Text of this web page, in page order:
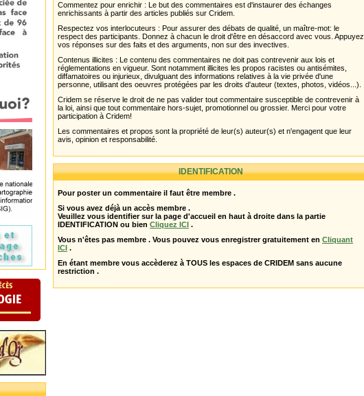
Commentez pour enrichir : Le but des commentaires est d'instaurer des échanges
enrichissants à partir des articles publiés sur Cridem.
Respectez vos interlocuteurs : Pour assurer des débats de qualité, un maître-mot: le
respect des participants. Donnez à chacun le droit d'être en désaccord avec vous. Appuyez
vos réponses sur des faits et des arguments, non sur des invectives.
Contenus illicites : Le contenu des commentaires ne doit pas contrevenir aux lois et
réglementations en vigueur. Sont notamment illicites les propos racistes ou antisémites,
diffamatoires ou injurieux, divulguant des informations relatives à la vie privée d'une
personne, utilisant des oeuvres protégées par les droits d'auteur (textes, photos, vidéos...).
Cridem se réserve le droit de ne pas valider tout commentaire susceptible de contrevenir à
la loi, ainsi que tout commentaire hors-sujet, promotionnel ou grossier. Merci pour votre
participation à Cridem!
Les commentaires et propos sont la propriété de leur(s) auteur(s) et n'engagent que leur
avis, opinion et responsabilité.
IDENTIFICATION
Pour poster un commentaire il faut être membre .
Si vous avez déjà un accès membre .
Veuillez vous identifier sur la page d'accueil en haut à droite dans la partie
IDENTIFICATION ou bien Cliquez ICI .
Vous n'êtes pas membre . Vous pouvez vous enregistrer gratuitement en Cliquant
ICI .
En étant membre vous accèderez à TOUS les espaces de CRIDEM sans aucune
restriction .